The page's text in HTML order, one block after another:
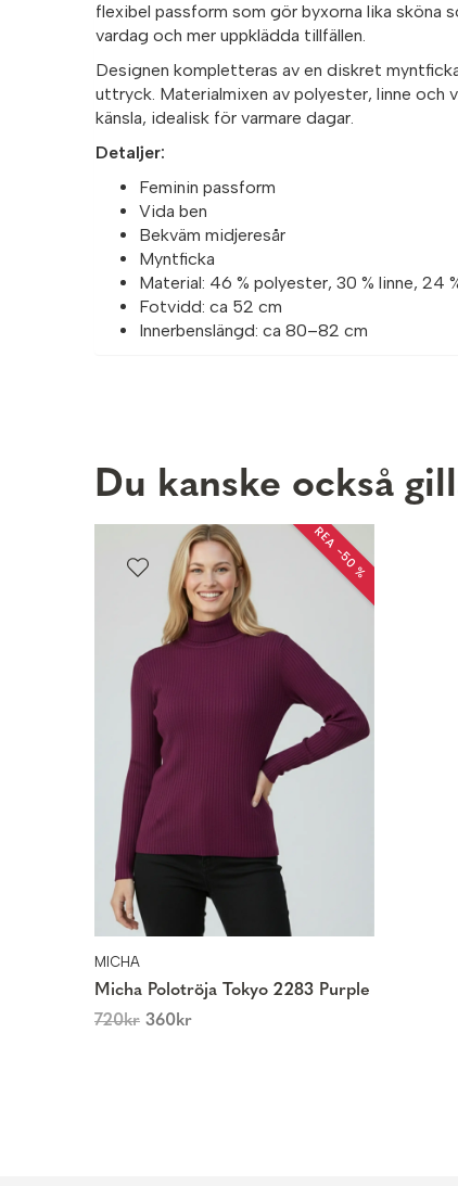
flexibel passform som gör byxorna lika sköna
vardag och mer uppklädda tillfällen.
Designen kompletteras av en diskret
uttryck. Materialmixen av polyester, linne och
känsla, idealisk för varmare dagar.
Detaljer:
Feminin passform
Vida ben
Bekväm midjeresår
Myntficka
Material: 46 % polyester, 30 % linne, 24
Fotvidd: ca 52 cm
Innerbenslängd: ca 80–82 cm
Du kanske också
REA −50 %
MICHA
Micha Polotröja Tokyo 2283 Purple
720kr 360kr